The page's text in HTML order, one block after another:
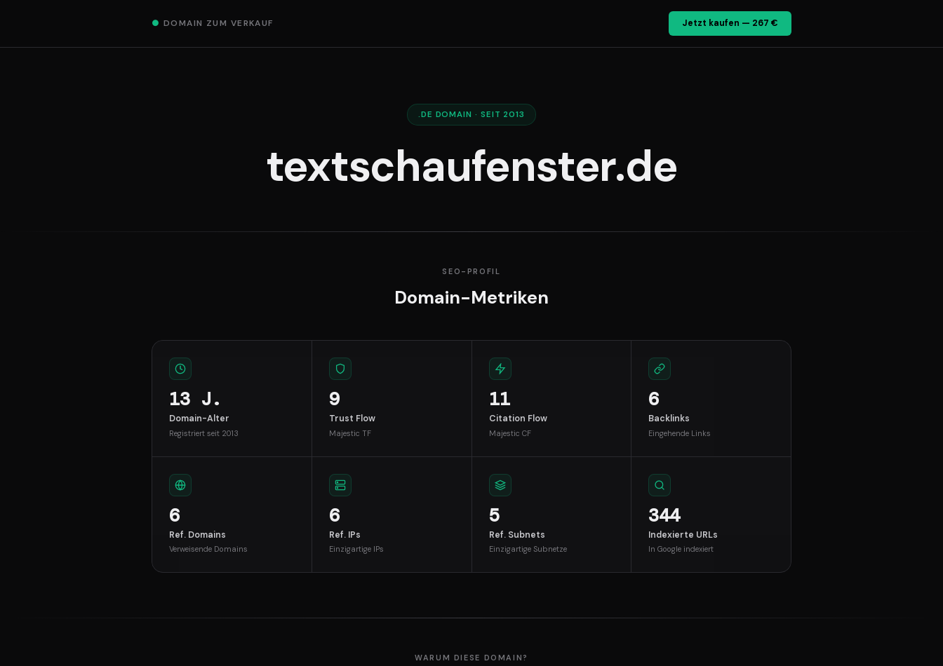
● DOMAIN ZUM VERKAUF Jetzt kaufen — 267 €
.DE DOMAIN · SEIT 2013
textschaufenster.de
SEO-PROFIL
Domain-Metriken
13 J.
Domain-Alter
Registriert seit 2013
9
Trust Flow
Majestic TF
11
Citation Flow
Majestic CF
6
Backlinks
Eingehende Links
6
Ref. Domains
Verweisende Domains
6
Ref. IPs
Einzigartige IPs
5
Ref. Subnets
Einzigartige Subnetze
344
Indexierte URLs
In Google indexiert
WARUM DIESE DOMAIN?